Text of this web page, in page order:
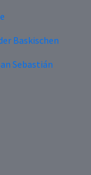
Baskischen
Sebastián